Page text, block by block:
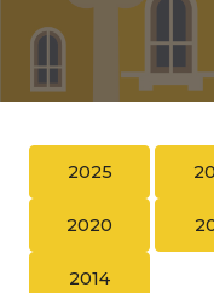
2025
2020
2014